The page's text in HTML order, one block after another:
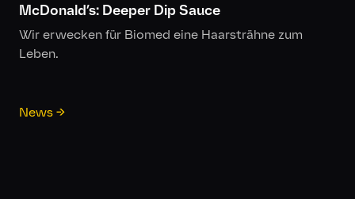
McDonald’s: Deeper Dip Sauce
Wir erwecken für Biomed eine Haarsträhne zum
Leben.
News